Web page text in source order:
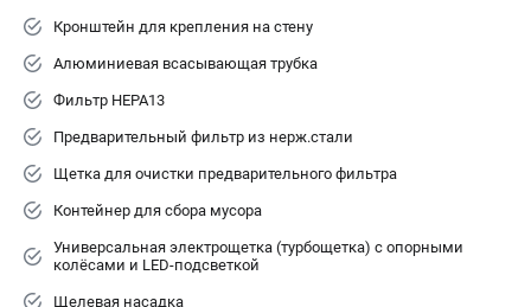
проспект Александровской Фермы, 29АЛ
Режим работы колл-центра:
вс - выходной
ЗАКАЗ ЗАПЧАСТЕЙ
zakaz@gworks-market.ru
Кронштейн для крепления на стену
Алюминиевая всасывающая трубка
Фильтр HEPA13
Предварительный фильтр из нерж.стали
Щетка для очистки предварительного фильтра
Контейнер для сбора мусора
Универсальная электрощетка (турбощетка) с опорными
колёсами и LED-подсветкой
Щелевая насадка